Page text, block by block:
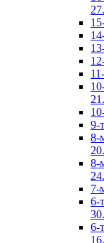
9-
8-
8-
7-
6-
6-